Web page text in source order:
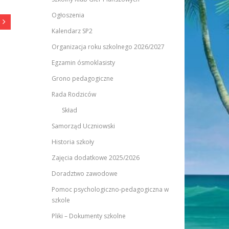
Ogłoszenia
Kalendarz SP2
Organizacja roku szkolnego 2026/2027
Egzamin ósmoklasisty
Grono pedagogiczne
Rada Rodziców
Skład
Samorząd Uczniowski
Historia szkoły
Zajęcia dodatkowe 2025/2026
Doradztwo zawodowe
Pomoc psychologiczno-pedagogiczna w
szkole
Pliki – Dokumenty szkolne